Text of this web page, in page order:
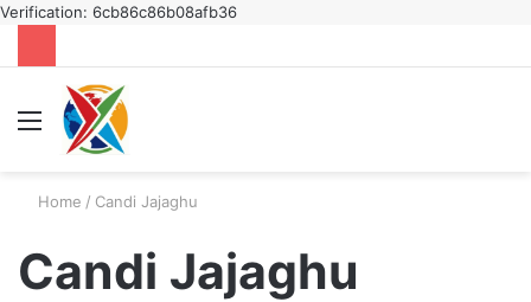
Verification: 6cb86c86b08afb36
Menu
Home / Candi Jajaghu
Candi Jajaghu